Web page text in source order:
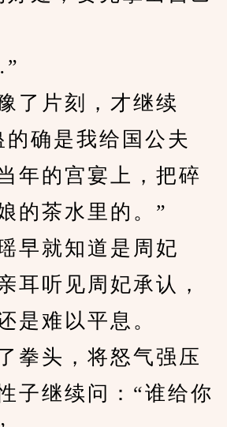
片刻，才继续
确是我给国公夫
年的宫宴上，把碎
的茶水里的。”
就知道是周妃
耳听见周妃承认，
是难以平息。
头，将怒气强压
子继续问：“谁给你